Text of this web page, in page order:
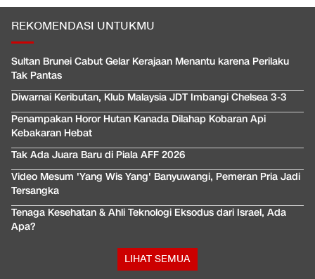
REKOMENDASI UNTUKMU
Sultan Brunei Cabut Gelar Kerajaan Menantu karena Perilaku
Tak Pantas
Diwarnai Keributan, Klub Malaysia JDT Imbangi Chelsea 3-3
Penampakan Horor Hutan Kanada Dilahap Kobaran Api
Kebakaran Hebat
Tak Ada Juara Baru di Piala AFF 2026
Video Mesum 'Yang Wis Yang' Banyuwangi, Pemeran Pria Jadi
Tersangka
Tenaga Kesehatan & Ahli Teknologi Eksodus dari Israel, Ada
Apa?
LIHAT SEMUA